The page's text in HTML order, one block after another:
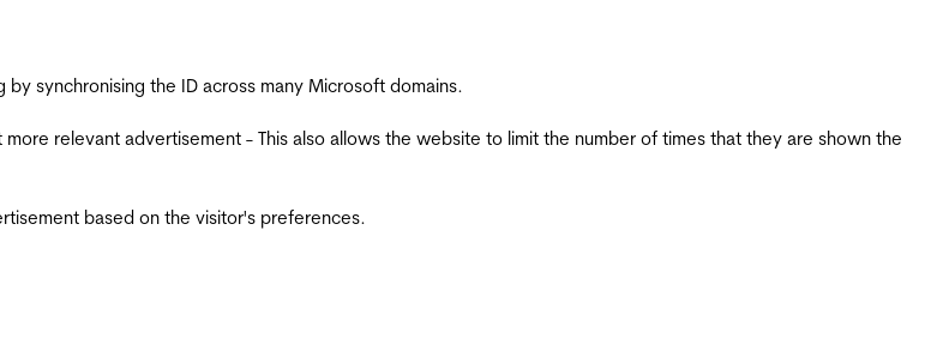
synchronising the ID across many Microsoft domains.
relevant advertisement - This also allows the website to limit the number of times that they are shown the
based on the visitor's preferences.